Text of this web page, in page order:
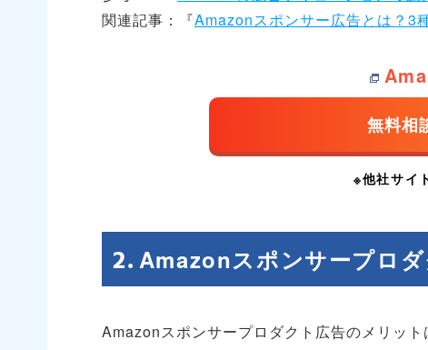
関連記事：『Amazonスポンサー広告とは？3
Amazonスポンサープロ
Amazonスポンサープロダクト広告のメリット